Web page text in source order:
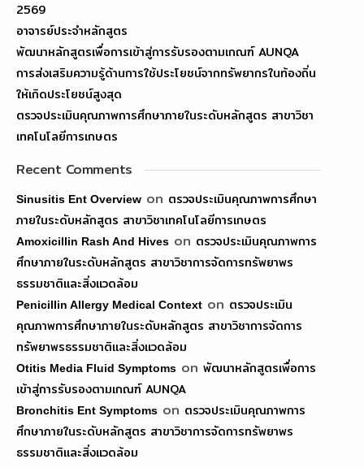
2569
อาจารย์ประจำหลักสูตร
พัฒนาหลักสูตรเพื่อการเข้าสู่การรับรองตามเกณฑ์ AUNQA
การส่งเสริมความรู้ด้านการใช้ประโยชน์จากทรัพยากรในท้องถิ่น
ให้เกิดประโยชน์สูงสุด
ตรวจประเมินคุณภาพการศึกษาภายในระดับหลักสูตร สาขาวิชา
เทคโนโลยีการเกษตร
Recent Comments
Sinusitis Ent Overview on ตรวจประเมินคุณภาพการศึกษา
ภายในระดับหลักสูตร สาขาวิชาเทคโนโลยีการเกษตร
Amoxicillin Rash And Hives on ตรวจประเมินคุณภาพการ
ศึกษาภายในระดับหลักสูตร สาขาวิชาการจัดการทรัพยาพร
ธรรมชาติและสิ่งแวดล้อม
Penicillin Allergy Medical Context on ตรวจประเมิน
คุณภาพการศึกษาภายในระดับหลักสูตร สาขาวิชาการจัดการ
ทรัพยาพรธรรมชาติและสิ่งแวดล้อม
Otitis Media Fluid Symptoms on พัฒนาหลักสูตรเพื่อการ
เข้าสู่การรับรองตามเกณฑ์ AUNQA
Bronchitis Ent Symptoms on ตรวจประเมินคุณภาพการ
ศึกษาภายในระดับหลักสูตร สาขาวิชาการจัดการทรัพยาพร
ธรรมชาติและสิ่งแวดล้อม